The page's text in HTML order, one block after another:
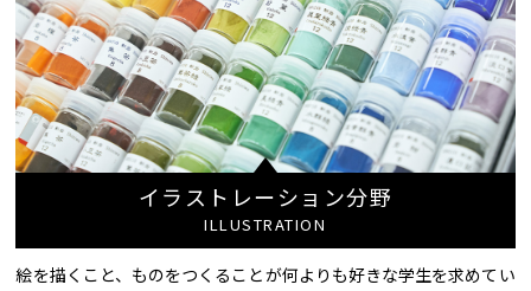
イラストレーション分野
ILLUSTRATION
絵を描くこと、ものをつくることが何よりも好きな学生を求めてい